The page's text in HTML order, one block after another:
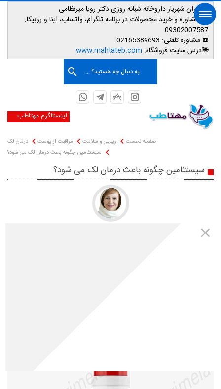
📌تهران-شهریار-داروخانه شبانه روزی دکتر رویا میرنظامی
📱مشاوره و خرید محصولات در برنامه تلگرام، واتساپ، ایتا و روبیکا:
09302007587
☎️ مشاوره تلفنی:
🌐آدرس سایت فروشگاه: www.mahtateb.com
به دنبال چه هستید؟ ...
اینستاگرم مهتاطب
صفحه نخست زیبایی و سلامت مراقبت از پوست
درمان لک
سیستئامین چگونه باعث درمان لک می ‌شود؟
سیستئامین چگونه باعث درمان لک می ‌شود؟